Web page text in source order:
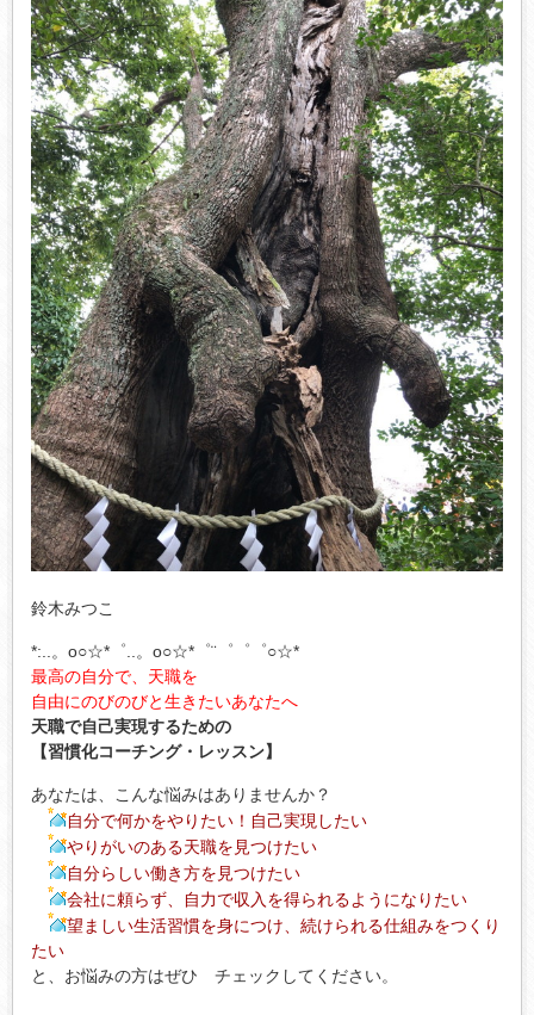
鈴木みつこ
*:..。o○☆*゜..。o○☆*゜¨゜゜゜○☆*
最高の自分で、天職を
自由にのびのびと生きたいあなたへ
天職で自己実現するための
【習慣化コーチング・レッスン】
あなたは、こんな悩みはありませんか？
自分で何かをやりたい！自己実現したい
やりがいのある天職を見つけたい
自分らしい働き方を見つけたい
会社に頼らず、自力で収入を得られるようになりたい
望ましい生活習慣を身につけ、続けられる仕組みをつくり
たい
と、お悩みの方はぜひ チェックしてください。